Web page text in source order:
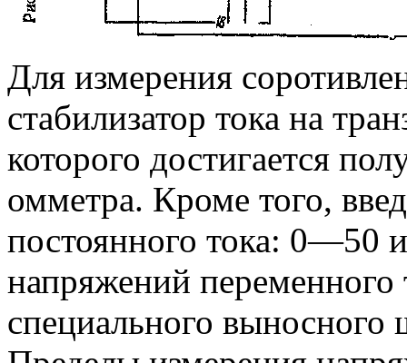
Для измерения
стабилизатор тока на
которого достигается
омметра. Кроме того,
постоянного тока: 0—50
напряжений переменного
специального выносного